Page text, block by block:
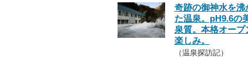
奇跡の御神水を沸
た温泉。pH9.6の
泉質。本格オープ
楽しみ。
（温泉探訪記）